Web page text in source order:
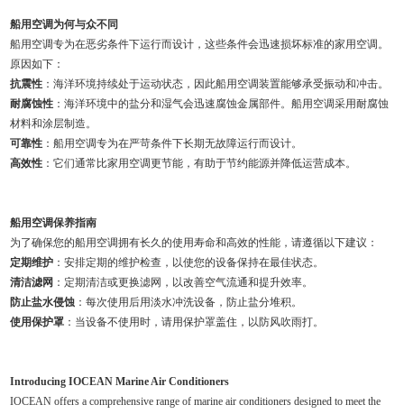
船用空调为何与众不同
船用空调专为在恶劣条件下运行而设计，这些条件会迅速损坏标准的家用空调。
原因如下：
抗震性 ：海洋环境持续处于运动状态，因此船用空调装置能够承受振动和冲击。
耐腐蚀性 ：海洋环境中的盐分和湿气会迅速腐蚀金属部件。船用空调采用耐腐蚀
材料和涂层制造。
可靠性 ：船用空调专为在严苛条件下长期无故障运行而设计。
高效性 ：它们通常比家用空调更节能，有助于节约能源并降低运营成本。
船用空调保养指南
为了确保您的船用空调拥有长久的使用寿命和高效的性能，请遵循以下建议：
定期维护 ：安排定期的维护检查，以使您的设备保持在最佳状态。
清洁滤网 ：定期清洁或更换滤网，以改善空气流通和提升效率。
防止盐水侵蚀 ：每次使用后用淡水冲洗设备，防止盐分堆积。
使用保护罩 ：当设备不使用时，请用保护罩盖住，以防风吹雨打。
Introducing IOCEAN Marine Air Conditioners
IOCEAN offers a comprehensive range of marine air conditioners designed to meet the